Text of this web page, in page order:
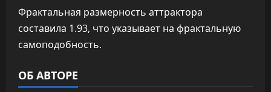
Фрактальная размерность аттрактора
составила 1.93, что указывает на фрактальную
самоподобность.
ОБ АВТОРЕ